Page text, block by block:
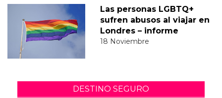
Las personas LGBTQ+
sufren abusos al viajar en
Londres – informe
18 Noviembre
DESTINO SEGURO